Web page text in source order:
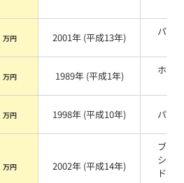
万円 2001年 (平成13年)
パー
万円 1989年 (平成1年)
ホワ
万円 1998年 (平成10年) パール
万円 2002年 (平成14年)
ブラ
シュ
ドマ